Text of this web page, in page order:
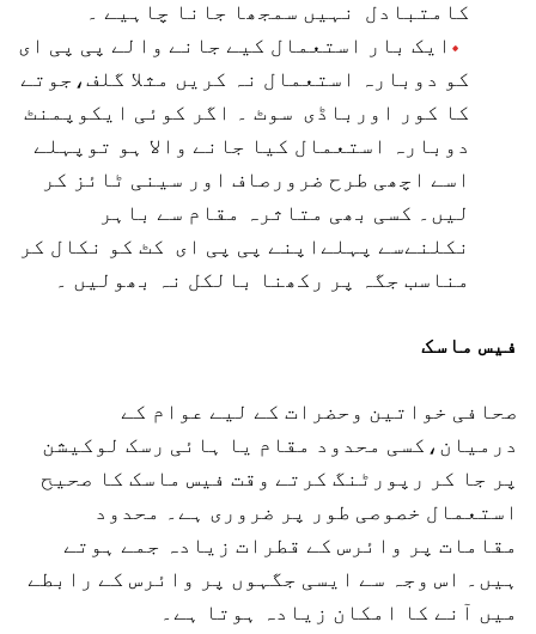
کامتبادل نہیں سمجھا جانا چاہیے ۔
ایک بار استعمال کیے جانے والے پی پی ای
کو دوبارہ استعمال نہ کریں مثلا گلف،جوتے
کا کور اورباڈی سوٹ ۔ اگر کوئی ایکوپمنٹ
دوبارہ استعمال کیا جانے والا ہو توپہلے
اسے اچھی طرح ضرورصاف اور سینی ٹائز کر
لیں۔ کسی بھی متاثرہ مقام سے باہر
نکلنےسے پہلےاپنے پی پی ای کٹ کو نکال کر
مناسب جگہ پر رکھنا بالکل نہ بھولیں ۔
فیس ماسک
صحافی خواتین وحضرات کے لیے عوام کے
درمیان،کسی محدود مقام یا ہائی رسک لوکیشن
پر جا کر رپورٹنگ کرتے وقت فیس ماسک کا صحیح
استعمال خصوصی طور پر ضروری ہے۔ محدود
مقامات پر وائرس کے قطرات زیادہ جمے ہوتے
ہیں۔ اس وجہ سے ایسی جگہوں پر وائرس کے رابطے
میں آنے کا امکان زیادہ ہوتا ہے۔